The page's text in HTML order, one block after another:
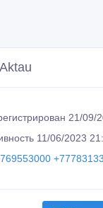
21/09/
11/06/2023